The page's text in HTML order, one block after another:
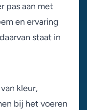
pas aan met
en ervaring
staat in
kleur,
bij het voeren